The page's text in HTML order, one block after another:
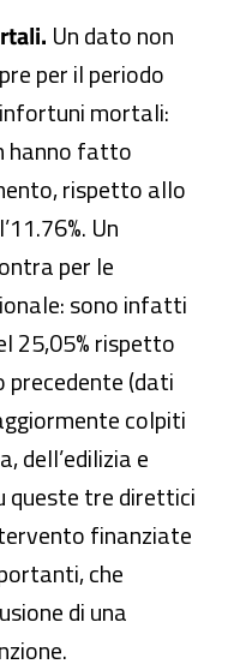
Un dato non
per il periodo
mortali:
hanno fatto
rispetto allo
Un
per le
sono infatti
25,05% rispetto
precedente (dati
colpiti
dell’edilizia e
queste tre direttici
finanziate
che
di una